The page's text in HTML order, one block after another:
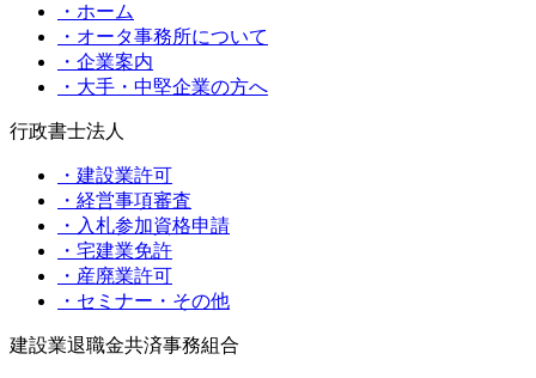
・ホーム
・オータ事務所について
・企業案内
・大手・中堅企業の方へ
行政書士法人
・建設業許可
・経営事項審査
・入札参加資格申請
・宅建業免許
・産廃業許可
・セミナー・その他
建設業退職金共済事務組合